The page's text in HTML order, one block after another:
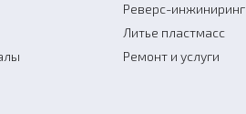
Реверс-инжиниринг
Литье пластмасс
Ремонт и услуги